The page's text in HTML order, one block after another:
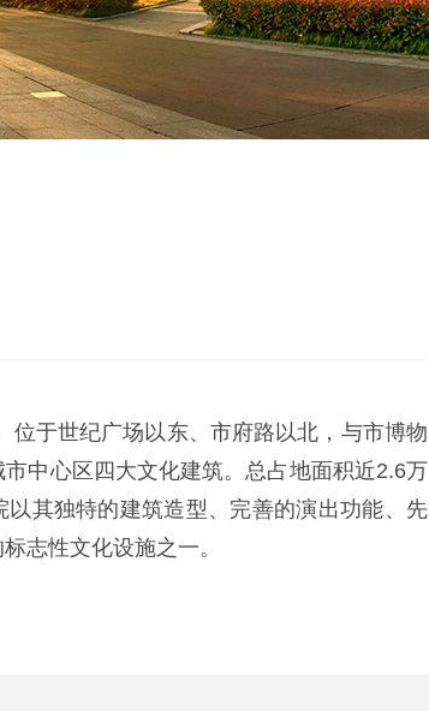
位于世纪广场以东、市府路以北，与市博物
中心区四大文化建筑。总占地面积近2.6万
其独特的建筑造型、完善的演出功能、先
志性文化设施之一。